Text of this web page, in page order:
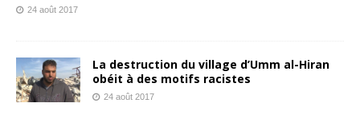
24 août 2017
La destruction du village d’Umm al-Hiran
obéit à des motifs racistes
24 août 2017